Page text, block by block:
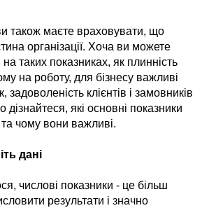
також маєте враховувати, що
організації. Хоча ви можете
таких показниках, як плинність
на роботу, для бізнесу важливі
задоволеність клієнтів і замовників
які основні показники
та чому вони важливі.
дані
числові показники - це більш
результати і значно